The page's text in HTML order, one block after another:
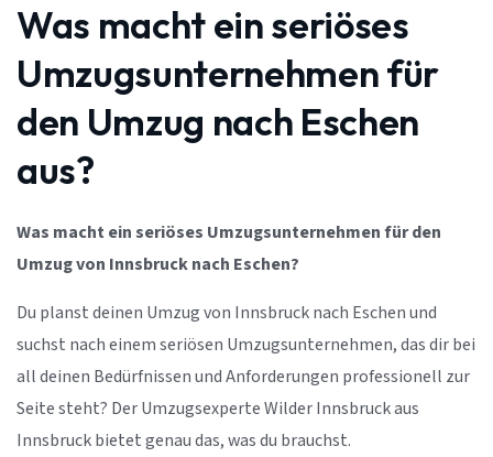
Was macht ein seriöses
Umzugsunternehmen für
den Umzug nach Eschen
aus?
Was macht ein seriöses Umzugsunternehmen für den
Umzug von Innsbruck nach Eschen?
Du planst deinen Umzug von Innsbruck nach Eschen und
suchst nach einem seriösen Umzugsunternehmen, das dir bei
all deinen Bedürfnissen und Anforderungen professionell zur
Seite steht? Der Umzugsexperte Wilder Innsbruck aus
Innsbruck bietet genau das, was du brauchst.